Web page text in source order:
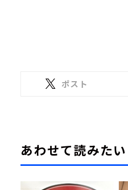
ポスト
あわせて読みたい